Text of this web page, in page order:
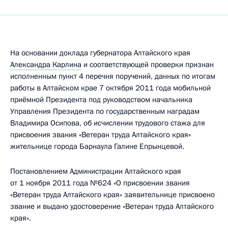
На основании доклада губернатора Алтайского края
Александра Карлина и соответствующей проверки признан
исполненным пункт 4 перечня поручений, данных по итогам
работы в Алтайском крае 7 октября 2011 года мобильной
приёмной Президента под руководством начальника
Управления Президента по государственным наградам
Владимира Осипова, об исчислении трудового стажа для
присвоения звания «Ветеран труда Алтайского края»
жительнице города Барнаула Галине Епрынцевой.
Постановлением Администрации Алтайского края
от 1 ноября 2011 года №624 «О присвоении звания
«Ветеран труда Алтайского края» заявительнице присвоено
звание и выдано удостоверение «Ветеран труда Алтайского
края».